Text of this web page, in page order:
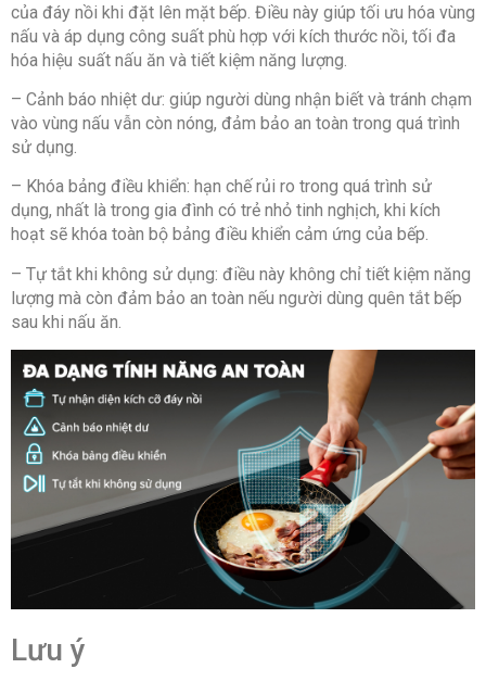
của đáy nồi khi đặt lên mặt bếp. Điều này giúp tối ưu hóa vùng
nấu và áp dụng công suất phù hợp với kích thước nồi, tối đa
hóa hiệu suất nấu ăn và tiết kiệm năng lượng.
– Cảnh báo nhiệt dư: giúp người dùng nhận biết và tránh chạm
vào vùng nấu vẫn còn nóng, đảm bảo an toàn trong quá trình
sử dụng.
– Khóa bảng điều khiển: hạn chế rủi ro trong quá trình sử
dụng, nhất là trong gia đình có trẻ nhỏ tinh nghịch, khi kích
hoạt sẽ khóa toàn bộ bảng điều khiển cảm ứng của bếp.
– Tự tắt khi không sử dụng: điều này không chỉ tiết kiệm năng
lượng mà còn đảm bảo an toàn nếu người dùng quên tắt bếp
sau khi nấu ăn.
Lưu ý